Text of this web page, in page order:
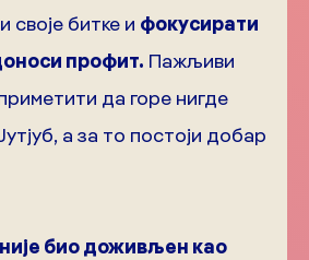
своје битке и фокусирати
профит. Пажљиви
да горе нигде
а за то постоји добар
био доживљен као